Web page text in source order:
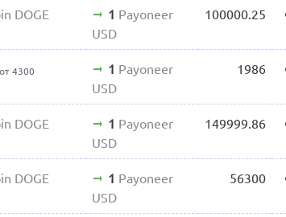
DOGE 1 Payoneer
USD
100000.25
от 4300 1 Payoneer
USD
1986
DOGE 1 Payoneer
USD
149999.86
DOGE 1 Payoneer
USD
56300